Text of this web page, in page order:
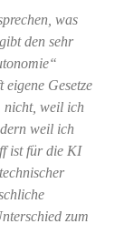
was
den sehr
Gesetze
nicht, weil ich
weil ich
ist für die KI
zum